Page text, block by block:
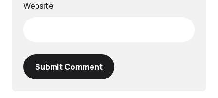
Website
Submit Comment